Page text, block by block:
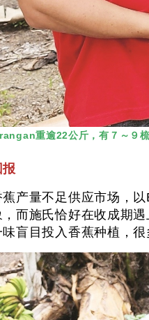
重逾22公斤，有７～９
产量不足供应市场，
而施氏恰好在收成期
盲目投入香蕉种植，